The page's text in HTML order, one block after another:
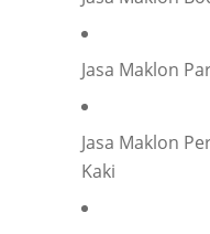
Jasa Maklon
Jasa Maklon
Kaki